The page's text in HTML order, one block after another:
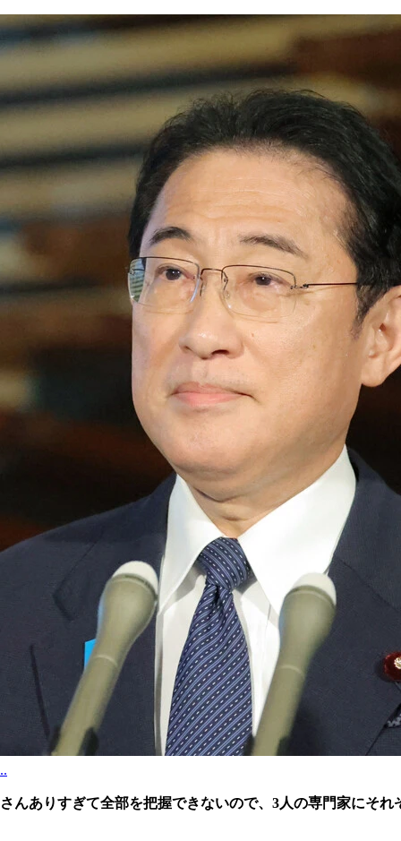
ありすぎて全部を把握できないので、3人の専門家にそ